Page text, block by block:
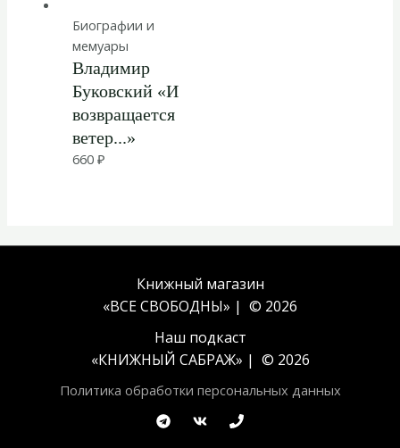
Биографии и
мемуары
Владимир
Буковский «И
возвращается
ветер...»
660 ₽
Книжный магазин
«ВСЕ СВОБОДНЫ» | © 2026
Наш подкаст
«КНИЖНЫЙ САБРАЖ» | © 2026
Политика обработки персональных данных